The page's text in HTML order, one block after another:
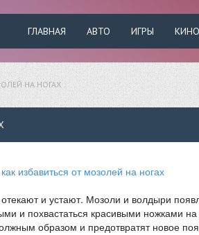
ГЛАВНАЯ АВТО ИГРЫ КИНО
НА НОГАХ
и устают. Мозоли и волдыри
и похвастаться красивыми ножками
образом и предотвратят новое